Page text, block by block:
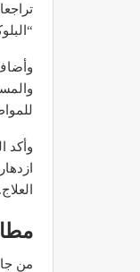
وأكد
العلاج.
من